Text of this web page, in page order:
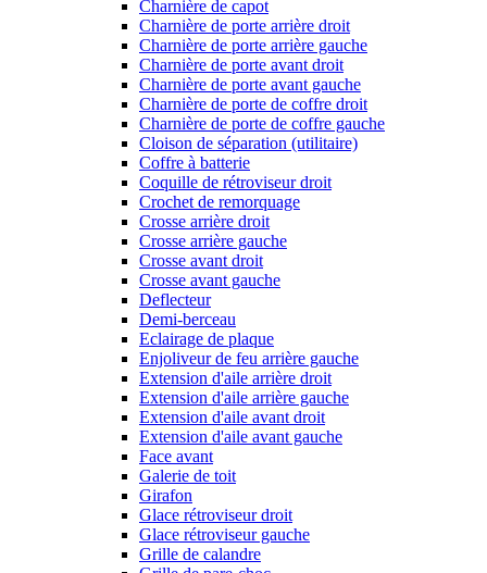
Charnière de capot
Charnière de porte arrière droit
Charnière de porte arrière gauche
Charnière de porte avant droit
Charnière de porte avant gauche
Charnière de porte de coffre droit
Charnière de porte de coffre gauche
Cloison de séparation (utilitaire)
Coffre à batterie
Coquille de rétroviseur droit
Crochet de remorquage
Crosse arrière droit
Crosse arrière gauche
Crosse avant droit
Crosse avant gauche
Deflecteur
Demi-berceau
Eclairage de plaque
Enjoliveur de feu arrière gauche
Extension d'aile arrière droit
Extension d'aile arrière gauche
Extension d'aile avant droit
Extension d'aile avant gauche
Face avant
Galerie de toit
Girafon
Glace rétroviseur droit
Glace rétroviseur gauche
Grille de calandre